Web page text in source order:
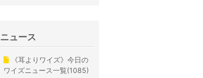
ニュース
《耳よりワイズ》今日の
ワイズニュース一覧(1085)